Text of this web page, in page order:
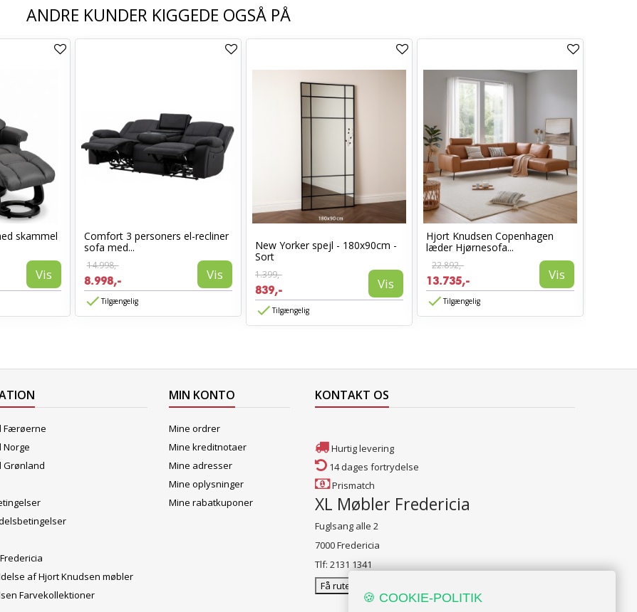
ANDRE KUNDER KIGGEDE OGSÅ PÅ
skammel
Vis
Comfort 3 personers el-recliner
sofa med...
14.998,-
8.998,- Vis
Tilgængelig
New Yorker spejl - 180x90cm -
Sort
1.399,-
839,- Vis
Tilgængelig
Hjort Knudsen Copenhagen
læder Hjørnesofa...
22.892,-
13.735,- Vis
Tilgængelig
Færøerne
Norge
Grønland
af Hjort Knudsen møbler
Farvekollektioner
MIN KONTO
Mine ordrer
Mine kreditnotaer
Mine adresser
Mine oplysninger
Mine rabatkuponer
KONTAKT OS
Hurtig levering
14 dages fortrydelse
Prismatch
XL Møbler Fredericia
Fuglsang alle 2
7000 Fredericia
Tlf: 2131 1341
Få rutevejledning
🍪 COOKIE-POLITIK